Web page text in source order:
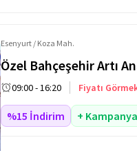
Esenyurt / Koza Mah.
Özel Bahçeşehir Artı
09:00 - 16:20 Fiyatı
%15 İndirim + Kampanya